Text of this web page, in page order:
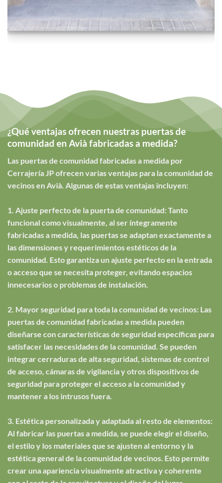
¿Qué ventajas ofrecen nuestras puertas de
comunidad en Avià fabricadas a medida?
Las puertas de comunidad fabricadas a medida por
Cerrajería JP ofrecen varias ventajas para la comunidad de
vecinos en Avià. Algunas de estas ventajas incluyen:
1. Ajuste perfecto de la puerta de comunidad: Tanto
funcional como visualmente, al ser íntegramente
fabricadas a medida, las puertas se adaptan exactamente a
las dimensiones y requerimientos estéticos de la
comunidad. Esto garantiza un ajuste perfecto en la entrada
o acceso que se necesita proteger, evitando espacios
innecesarios o problemas de instalación.
2. Mayor seguridad para toda la comunidad de vecinos: Las
puertas de comunidad fabricadas a medida pueden
diseñarse con características de seguridad específicas para
satisfacer las necesidades de la comunidad. Se pueden
integrar cerraduras de alta seguridad, sistemas de control
de acceso, cámaras de vigilancia y otros dispositivos de
seguridad para proteger el acceso a la comunidad y
mantener a los intrusos fuera.
3. Estética personalizada y adaptada al resto de elementos:
Al fabricar las puertas a medida, se puede elegir el diseño,
el estilo y los materiales que se ajusten al entorno y la
estética general de la comunidad de vecinos. Esto permite
crear una apariencia visualmente atractiva y coherente